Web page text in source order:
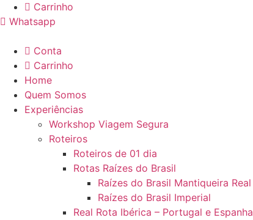
Carrinho
Whatsapp
Conta
Carrinho
Home
Quem Somos
Experiências
Workshop Viagem Segura
Roteiros
Roteiros de 01 dia
Rotas Raízes do Brasil
Raízes do Brasil Mantiqueira Real
Raízes do Brasil Imperial
Real Rota Ibérica – Portugal e Espanha